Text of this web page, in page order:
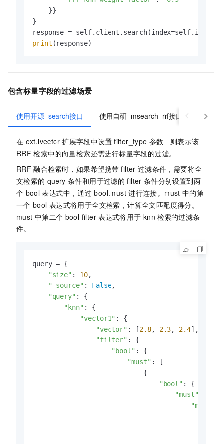
    }}
}
print (response)
包含标量字段的过滤场景
使用开源_search接口 使用自研_msearch_rrf接口
在 ext.lvector 扩展字段中设置 filter_type 参数，则表示该
RRF 检索中的向量检索还需进行标量字段的过滤。
RRF 融合检索时，如果希望携带 filter 过滤条件，需要将全
文检索的 query 条件和用于过滤的 filter 条件分别设置到两
个 bool 表达式中，通过 bool.must 进行连接。must 中的第
一个 bool 表达式将用于全文检索，计算全文匹配度得分。
must 中第二个 bool filter 表达式将用于 knn 检索的过滤条
件。
query = {
"size" : 10,
"_source" : False,
"query" : {
"knn" : {
"vector1" : {
"vector" : [2.8, 2.3, 2.4],
"filter" : {
"bool" : {
"must" : [
                            {
"bool" : {
"must"
"match"